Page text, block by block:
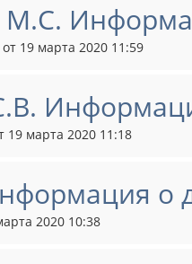
М.С.
19 марта 2020 11:59
19 марта 2020 11:18
о
2020 10:38